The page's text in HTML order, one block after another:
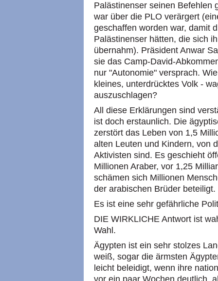
Palästinenser seinen Befehlen
war über die PLO verärgert
geschaffen worden war, damit
Palästinenser hätten, die sich
übernahm). Präsident Anwar
sie das Camp-David-
nur "Autonomie" versprach.
kleines, unterdrücktes Volk -
auszuschlagen?
All diese Erklärungen sind
ist doch erstaunlich. Die
zerstört das Leben von 1,5
alten Leuten und Kindern, von
Aktivisten sind. Es geschieht
Millionen Araber, vor 1,25
schämen sich Millionen
der arabischen Brüder beteiligt.
Es ist eine sehr gefährliche
DIE WIRKLICHE Antwort ist
Wahl.
Ägypten ist ein sehr stolzes
weiß, sogar die ärmsten
leicht beleidigt, wenn ihre
vor ein paar Wochen deutlich,